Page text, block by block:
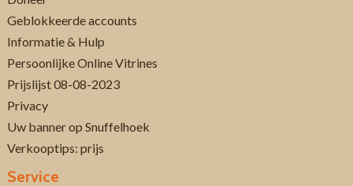
Geblokkeerde accounts
Informatie & Hulp
Persoonlijke Online Vitrines
Prijslijst 08-08-2023
Privacy
Uw banner op Snuffelhoek
Verkooptips: prijs
Service